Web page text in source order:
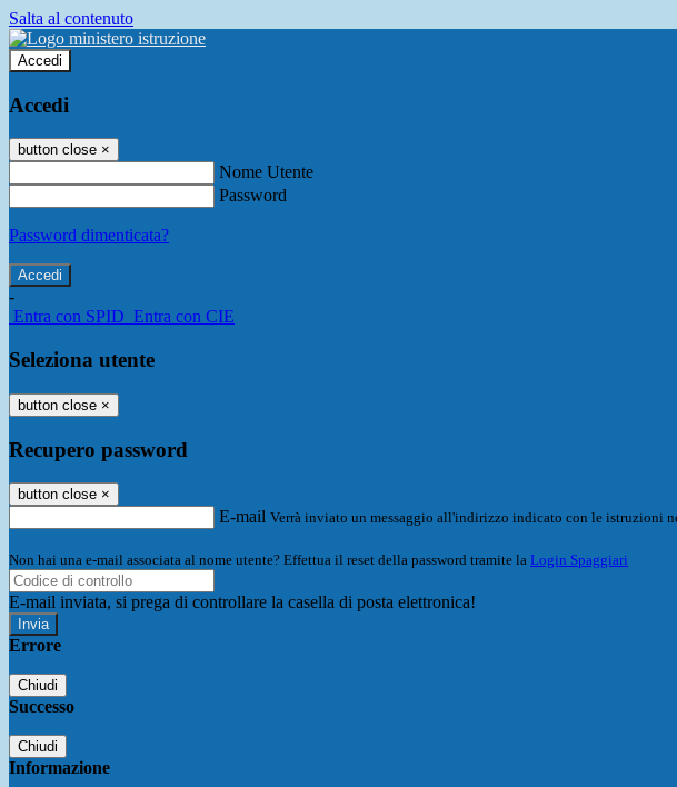
Salta al contenuto
Accedi
Accedi
button close ×
Nome Utente
Password
Password dimenticata?
-
Entra con SPID Entra con CIE
Seleziona utente
button close ×
Recupero password
button close ×
E-mail Verrà inviato un messaggio all'indirizzo indicato con le istruzioni
Non hai una e-mail associata al nome utente? Effettua il reset della password tramite la Login Spaggiari
E-mail inviata, si prega di controllare la casella di posta elettronica!
Errore
Chiudi
Successo
Chiudi
Informazione